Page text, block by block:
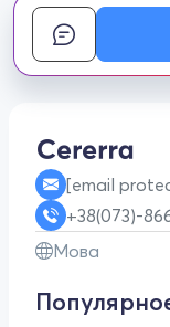
[email
+38(073)-
Мова